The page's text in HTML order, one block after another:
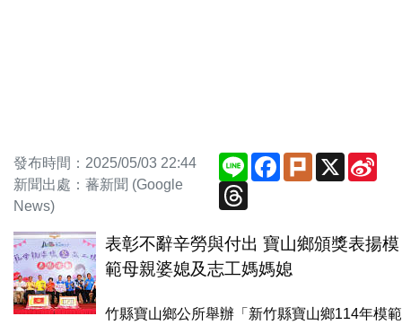
發布時間：2025/05/03 22:44
新聞出處：蕃新聞 (Google
News)
Line Facebook
Plurk X
表彰不辭辛勞與付出 寶山鄉頒獎表揚模
範母親婆媳及志工媽媽媳
竹縣寶山鄉公所舉辦「新竹縣寶山鄉114年模範